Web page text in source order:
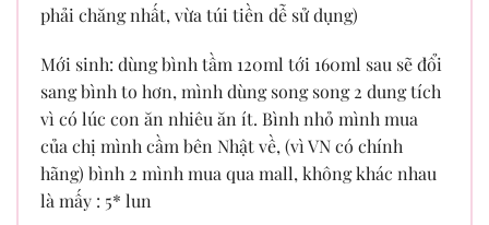
phải chăng nhất, vừa túi tiền dễ sử dụng)
Mới sinh: dùng bình tầm 120ml tới 160ml sau sẽ đổi
sang bình to hơn, mình dùng song song 2 dung tích
vì có lúc con ăn nhiêu ăn ít. Bình nhỏ mình mua
của chị mình cầm bên Nhật về, (vì VN có chính
hãng) bình 2 mình mua qua mall, không khác nhau
là mấy : 5* lun